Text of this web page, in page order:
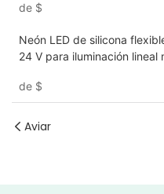
de $
Neón LED de silicona
24 V para iluminación lineal
de $
Aviar